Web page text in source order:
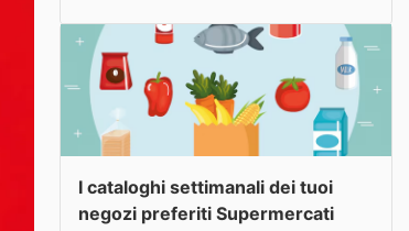
I cataloghi settimanali dei tuoi
negozi preferiti Supermercati